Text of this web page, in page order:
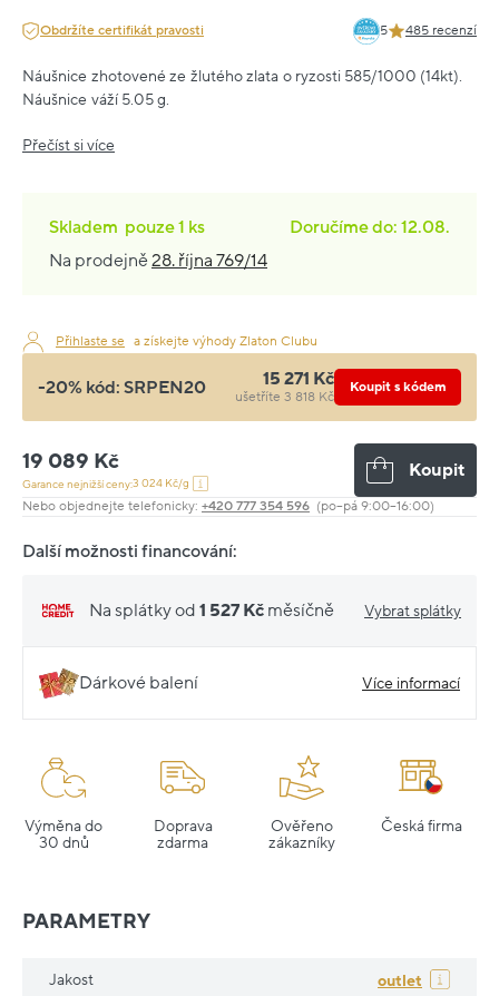
Obdržíte certifikát pravosti 5 485 recenzí
Náušnice zhotovené ze žlutého zlata o ryzosti 585/1000 (14kt).
Náušnice váží 5.05 g.
Přečíst si více
Skladem pouze1 ks
Doručíme do: 12.08.
Na prodejně28. října 769/14
Přihlaste se a získejte výhody Zlaton Clubu
-20% kód: SRPEN20 15 271 Kč
ušetříte 3 818 Kč
Koupit s kódem
19 089 Kč
Garance nejnižší ceny:3 024 Kč/g
Koupit
Nebo objednejte telefonicky: +420 777 354 596 (po–pá 9:00–16:00)
Další možnosti financování:
Na splátky od 1 527 Kč měsíčně Vybrat splátky
Dárkové balení Více informací
Výměna do
30 dnů
Doprava
zdarma
Ověřeno
zákazníky
Česká firma
PARAMETRY
Jakost outlet